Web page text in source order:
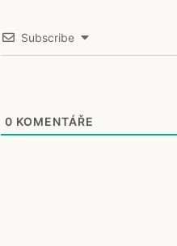
Subscribe
0 KOMENTÁŘE